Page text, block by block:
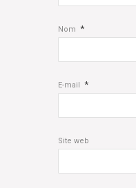
Nom *
E-mail *
Site web